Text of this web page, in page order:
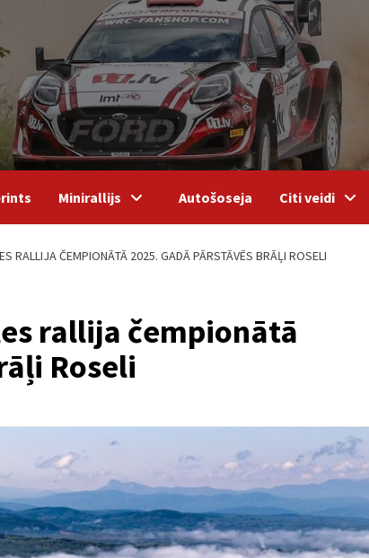
Minirallijs Autošoseja Citi veidi
RALLIJA ČEMPIONĀTĀ 2025. GADĀ PĀRSTĀVĒS BRĀĻI ROSELI
rallija čempionātā
Roseli